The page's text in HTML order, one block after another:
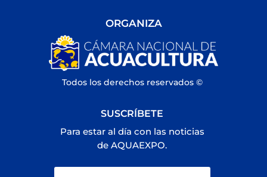
ORGANIZA
Todos los derechos reservados ©
SUSCRÍBETE
Para estar al día con las noticias
de AQUAEXPO.